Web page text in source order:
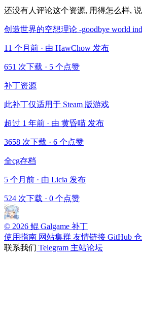
还没有人评论这个资源, 用得怎么样,
创造世界的空想理论 -goodbye world
11 个月前 · 由 HawChow 发布
651 次下载 · 5 个点赞
补丁资源
此补丁仅适用于 Steam 版游戏
超过 1 年前 · 由 黄昏喵 发布
3658 次下载 · 6 个点赞
全cg存档
5 个月前 · 由 Licia 发布
524 次下载 · 0 个点赞
© 2026 鲲 Galgame 补丁
使用指南 网站集群 友情链接 GitHub
联系我们 Telegram 主站论坛